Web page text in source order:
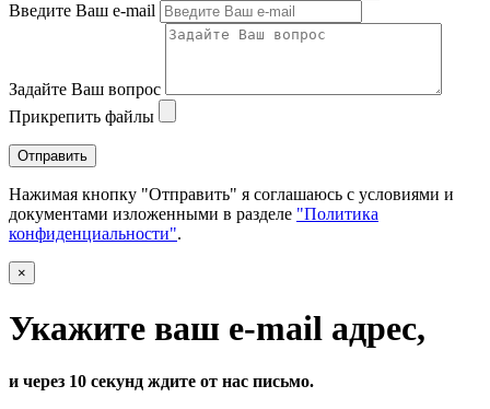
Введите Ваш e-mail
Задайте Ваш вопрос
Прикрепить файлы
Отправить
Нажимая кнопку "Отправить" я соглашаюсь с условиями и
документами изложенными в разделе "Политика
конфиденциальности".
×
Укажите ваш e-mail адрес,
и через 10 секунд ждите от нас письмо.